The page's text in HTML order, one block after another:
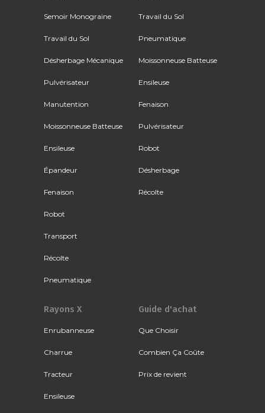
Semoir Monograine
Travail du Sol
Désherbage Mécanique
Pulvérisateur
Manutention
Moissonneuse Batteuse
Ensileuse
Épandeur
Fenaison
Robot
Transport
Récolte
Pneumatique
Travail du Sol
Pneumatique
Moissonneuse Batteuse
Ensileuse
Fenaison
Pulvérisateur
Robot
Désherbage
Récolte
Rayons X
Enrubanneuse
Charrue
Tracteur
Ensileuse
Guide d'achat
Que Choisir
Combien Ça Coûte
Prix de revient